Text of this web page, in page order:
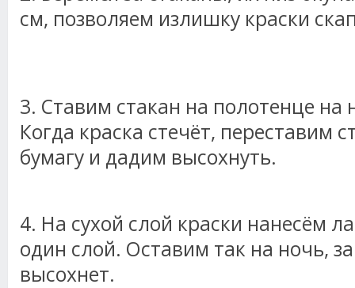
см, позволяем излишку краски
3. Ставим стакан на полотенце на
Когда краска стечёт, переставим
бумагу и дадим высохнуть.
4. На сухой слой краски нанесём
один слой. Оставим так на ночь,
высохнет.